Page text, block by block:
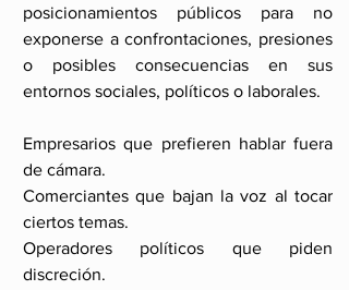
posicionamientos públicos para no
exponerse a confrontaciones, presiones
o posibles consecuencias en sus
entornos sociales, políticos o laborales.
Empresarios que prefieren hablar fuera
de cámara.
Comerciantes que bajan la voz al tocar
ciertos temas.
Operadores políticos que piden
discreción.